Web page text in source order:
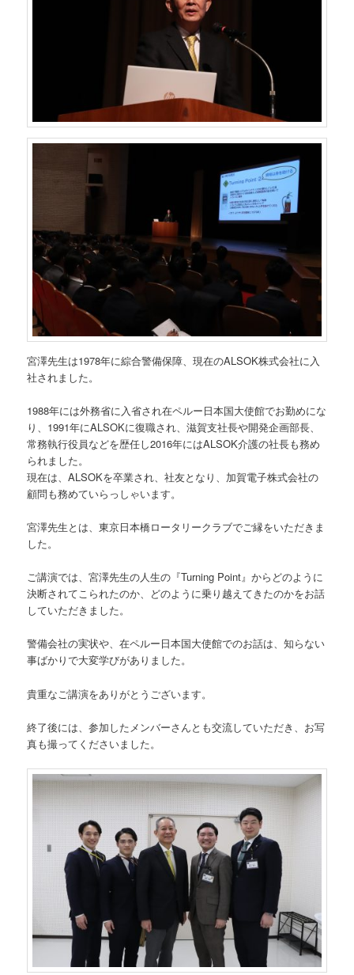
宮澤先生は1978年に綜合警備保障、現在のALSOK株式会社に入
社されました。
1988年には外務省に入省され在ペルー日本国大使館でお勤めにな
り、1991年にALSOKに復職され、滋賀支社長や開発企画部長、
常務執行役員などを歴任し2016年にはALSOK介護の社長も務め
られました。
現在は、ALSOKを卒業され、社友となり、加賀電子株式会社の
顧問も務めていらっしゃいます。
宮澤先生とは、東京日本橋ロータリークラブでご縁をいただきま
した。
ご講演では、宮澤先生の人生の『Turning Point』からどのように
決断されてこられたのか、どのように乗り越えてきたのかをお話
していただきました。
警備会社の実状や、在ペルー日本国大使館でのお話は、知らない
事ばかりで大変学びがありました。
貴重なご講演をありがとうございます。
終了後には、参加したメンバーさんとも交流していただき、お写
真も撮ってくださいました。